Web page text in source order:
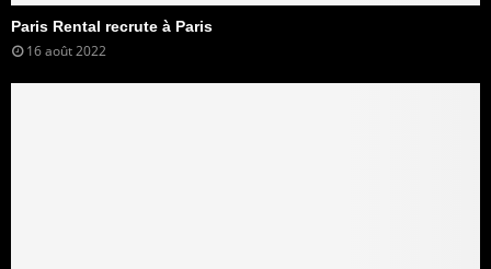
Paris Rental recrute à Paris
16 août 2022